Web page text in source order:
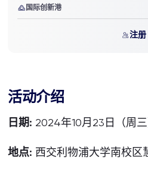
国际创新港
注册
活动介绍
日期: 2024年10月23日（周
地点: 西交利物浦大学南校区